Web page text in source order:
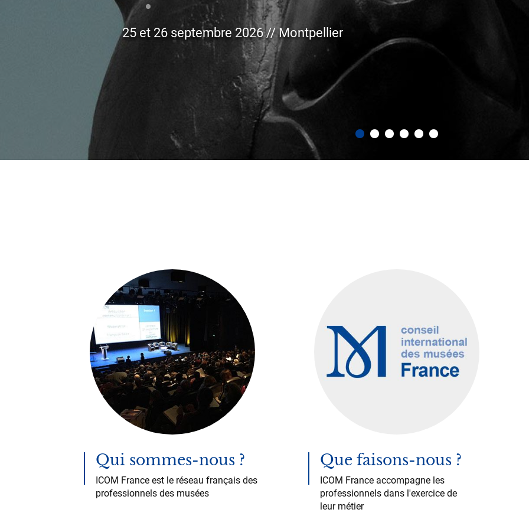
17.07.2026
Synthèse de la soirée-débat déontologie du 2 juin 2026
Qui sommes-nous ?
ICOM France est le réseau français des
professionnels des musées
Que faisons-nous ?
ICOM France accompagne les
professionnels dans l'exercice de
leur métier